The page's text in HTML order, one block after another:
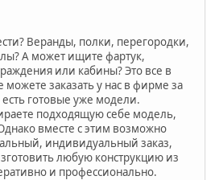
Веранды, полки, перегородки,
А может ищите фартук,
или кабины? Это все в
заказать у нас в фирме за
готовые уже модели.
подходящую себе модель,
вместе с этим возможно
индивидуальный заказ,
любую конструкцию из
и профессионально.